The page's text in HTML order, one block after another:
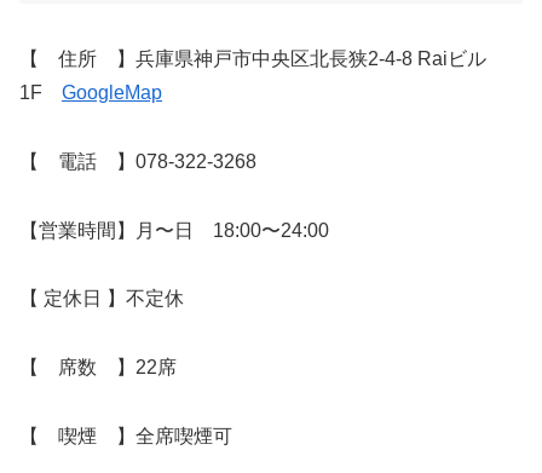
【 住所 】兵庫県神戸市中央区北長狭2-4-8 Raiビル
1F GoogleMap
【 電話 】078-322-3268
【営業時間】月〜日 18:00〜24:00
【 定休日 】不定休
【 席数 】22席
【 喫煙 】全席喫煙可